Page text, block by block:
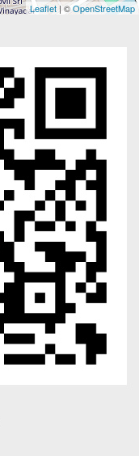
Leaflet | ©OpenStreetMap